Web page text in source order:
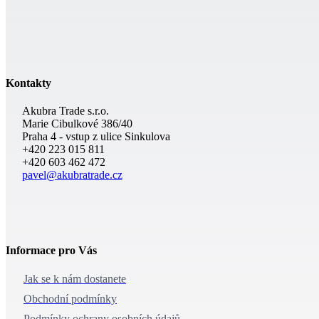
Kontakty
Akubra Trade s.r.o.
Marie Cibulkové 386/40
Praha 4 - vstup z ulice Sinkulova
+420 223 015 811
+420 603 462 472
pavel@akubratrade.cz
Informace pro Vás
Jak se k nám dostanete
Obchodní podmínky